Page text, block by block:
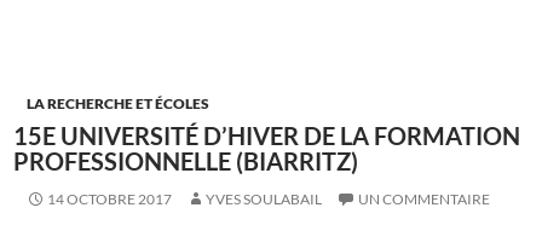
LA RECHERCHE ET ÉCOLES
15E UNIVERSITÉ D’HIVER DE LA FORMATION
PROFESSIONNELLE (BIARRITZ)
14 OCTOBRE 2017 YVES SOULABAIL UN COMMENTAIRE